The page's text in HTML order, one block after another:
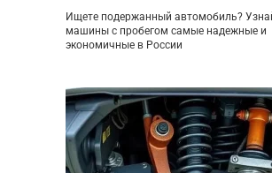
Ищете подержанный автомобиль?
машины с пробегом самые надежные и
экономичные в России